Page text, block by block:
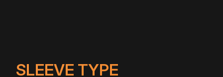
SLEEVE TYPE